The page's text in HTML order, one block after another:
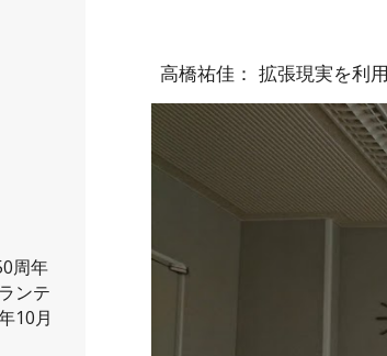
周年
ンテ
10月
高橋祐佳： 拡張現実を利